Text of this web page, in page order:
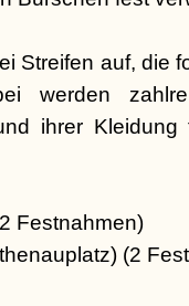
Streifen auf, die
werden
ihrer Kleidung
Festnahmen)
(2